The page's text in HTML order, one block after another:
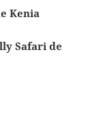
Kenia
Safari de